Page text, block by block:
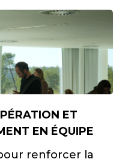
ET
EN ÉQUIPE
renforcer la